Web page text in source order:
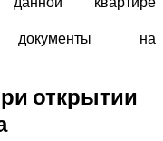
документы на
открытии